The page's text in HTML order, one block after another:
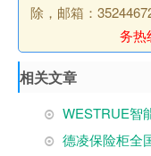
除，邮箱：
务热
相关文章
WESTRUE智
德凌保险柜全